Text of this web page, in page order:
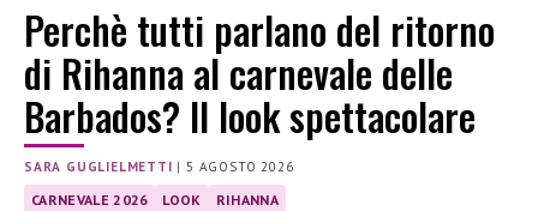
Perchè tutti parlano del ritorno
di Rihanna al carnevale delle
Barbados? Il look spettacolare
SARA GUGLIELMETTI |5 AGOSTO 2026
CARNEVALE 2026 LOOK RIHANNA